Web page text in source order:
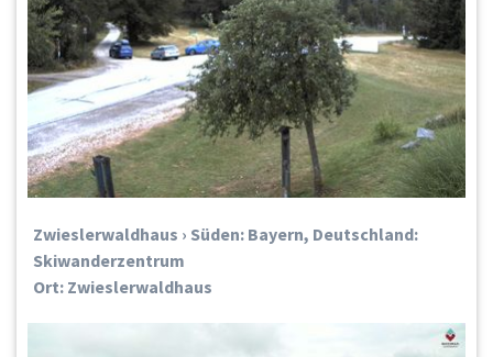
Zwieslerwaldhaus › Süden: Bayern, Deutschland:
Skiwanderzentrum
Ort: Zwieslerwaldhaus